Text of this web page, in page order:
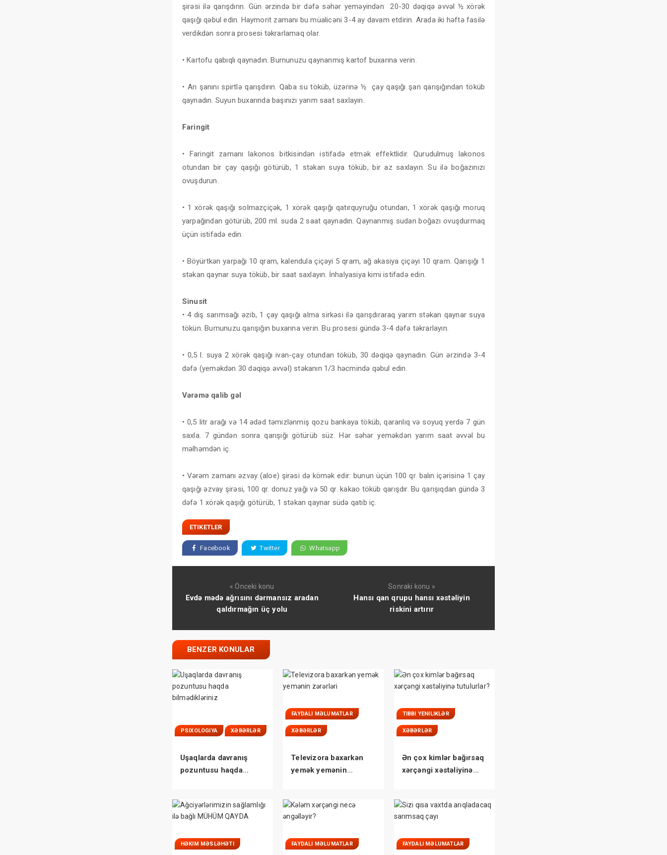
şirəsi ilə qarışdırın. Gün ərzində bir dəfə səhər yeməyindən 20-30 dəqiqə əvvəl ½ xörək
qaşığı qəbul edin. Haymorit zamanı bu müalicəni 3-4 ay davam etdirin. Arada iki həftə fasilə
verdikdən sonra prosesi təkrarlamaq olar.
• Kartofu qabıqlı qaynadın. Burnunuzu qaynanmış kartof buxarına verin.
• Arı şanını spirtlə qarışdırın. Qaba su töküb, üzərinə ½ çay qaşığı şan qarışığından töküb
qaynadın. Suyun buxarında başınızı yarım saat saxlayın.
Faringit
• Faringit zamanı lakonos bitkisindən istifadə etmək effektlidir. Qurudulmuş lakonos
otundan bir çay qaşığı götürüb, 1 stəkan suya töküb, bir az saxlayın. Su ilə boğazınızı
ovuşdurun.
• 1 xörək qaşığı solmazçiçək, 1 xörək qaşığı qatırquyruğu otundan, 1 xörək qaşığı moruq
yarpağından götürüb, 200 ml. suda 2 saat qaynadın. Qaynanmış sudan boğazı ovuşdurmaq
üçün istifadə edin.
• Böyürtkən yarpağı 10 qram, kalendula çiçəyi 5 qram, ağ akasiya çiçəyi 10 qram. Qarışığı 1
stəkan qaynar suya töküb, bir saat saxlayın. İnhalyasiya kimi istifadə edin.
Sinusit
• 4 diş sarımsağı əzib, 1 çay qaşığı alma sirkəsi ilə qarışdıraraq yarım stəkan qaynar suya
tökün. Burnunuzu qarışığın buxarına verin. Bu prosesi gündə 3-4 dəfə təkrarlayın.
• 0,5 l. suya 2 xörək qaşığı ivan-çay otundan töküb, 30 dəqiqə qaynadın. Gün ərzində 3-4
dəfə (yeməkdən 30 dəqiqə əvvəl) stəkanın 1/3 həcmində qəbul edin.
Vərəmə qalib gəl
• 0,5 litr arağı və 14 ədəd təmizlənmiş qozu bankaya töküb, qaranlıq və soyuq yerdə 7 gün
saxla. 7 gündən sonra qarışığı götürüb süz. Hər səhər yeməkdən yarım saat əvvəl bu
məlhəmdən iç.
• Vərəm zamanı əzvay (aloe) şirəsi də kömək edir: bunun üçün 100 qr. balın içərisinə 1 çay
qaşığı əzvay şirəsi, 100 qr. donuz yağı və 50 qr. kakao töküb qarışdır. Bu qarışıqdan gündə 3
dəfə 1 xörək qaşığı götürüb, 1 stəkan qaynar südə qatıb iç.
ETIKETLER
Facebook Twitter Whatsapp
« Önceki konu
Evdə mədə ağrısını dərmansız aradan
qaldırmağın üç yolu
Sonraki konu »
Hansı qan qrupu hansı xəstəliyin
riskini artırır
BENZER KONULAR
PSIXOLOGIYA XƏBƏRLƏR
Uşaqlarda davranış
pozuntusu haqda
FAYDALI MƏLUMATLAR
XƏBƏRLƏR
Televizora baxarkən
yemək yemənin
TIBBI YENILIKLƏR
XƏBƏRLƏR
Ən çox kimlər bağırsaq
xərçəngi xəstəliyinə
HƏKIM MƏSLƏHƏTI FAYDALI MƏLUMATLAR FAYDALI MƏLUMATLAR